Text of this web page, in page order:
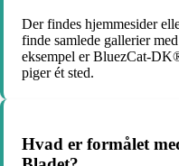
Der findes hjemmesider
finde samlede gallerier
eksempel er BluezCat-
piger ét sted.
Hvad er formålet